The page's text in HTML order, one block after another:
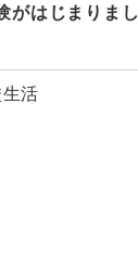
はじまりまし
活